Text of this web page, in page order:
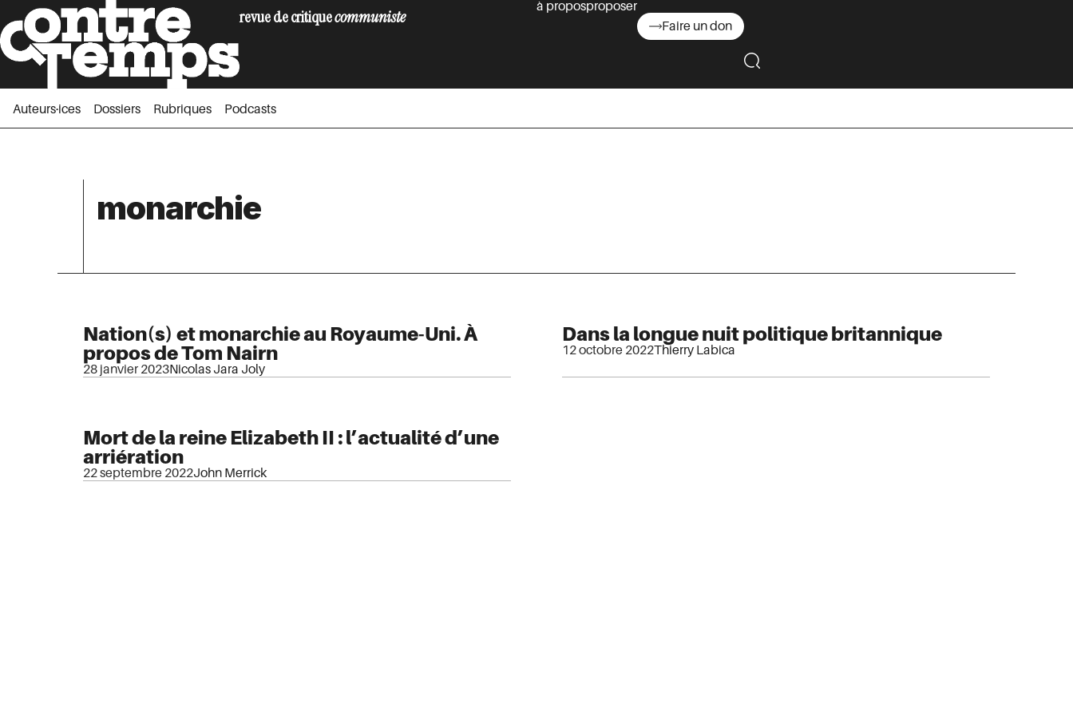
Auteurs·ices
revue de critiquecommuniste à proposproposer
Faire un don
Auteurs·ices Dossiers Rubriques Podcasts
monarchie
Nation(s) et monarchie au Royaume-Uni. À
propos de Tom Nairn
28 janvier 2023Nicolas Jara Joly
Dans la longue nuit politique britannique
12 octobre 2022Thierry Labica
Mort de la reine Elizabeth II : l’actualité d’une
arriération
22 septembre 2022John Merrick